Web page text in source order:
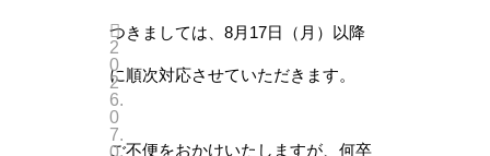
2
0
2
6.
0
7.
0
つきましては、8月17日（月）以降
に順次対応させていただきます。
ご不便をおかけいたしますが、何卒